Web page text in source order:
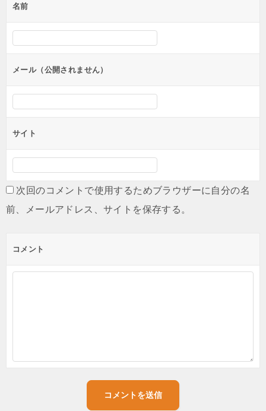
ー
シ
ョ
ン
名前
メール（公開されません）
サイト
次回のコメントで使用するためブラウザーに自分の名
前、メールアドレス、サイトを保存する。
コメント